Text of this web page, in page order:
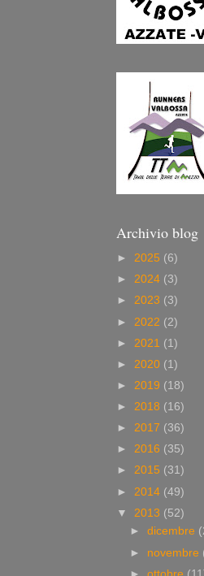
Archivio blog
► 2025 (6)
► 2024 (3)
► 2023 (3)
► 2022 (2)
► 2021 (1)
► 2020 (1)
► 2019 (18)
► 2018 (16)
► 2017 (36)
► 2016 (35)
► 2015 (31)
► 2014 (49)
▼ 2013 (52)
►dicembre
► novembre